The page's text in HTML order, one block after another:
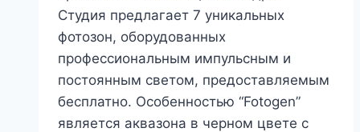
Студия предлагает 7 уникальных
фотозон, оборудованных
профессиональным импульсным и
постоянным светом, предоставляемым
бесплатно. Особенностью “Fotogen”
является аквазона в черном цвете с